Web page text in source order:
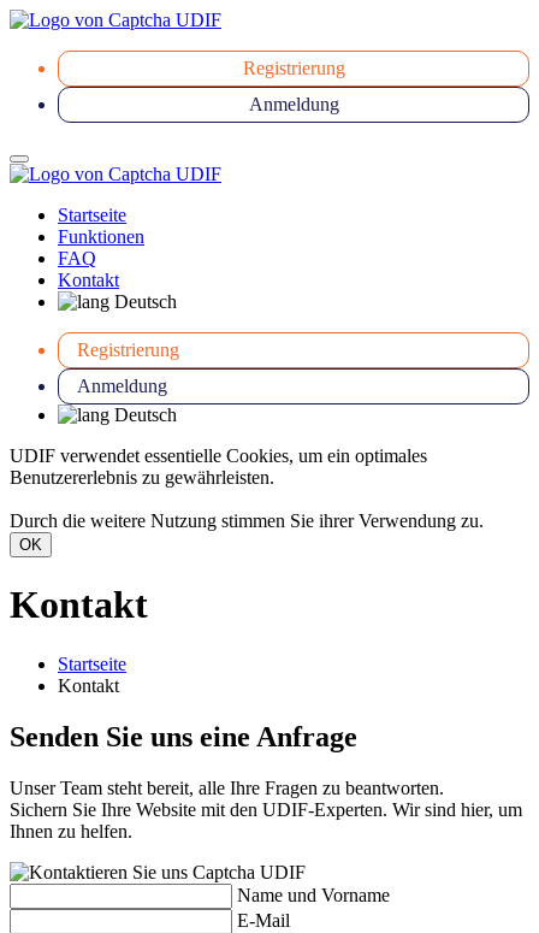
Registrierung
Anmeldung
Startseite
Funktionen
FAQ
Kontakt
Deutsch
Registrierung
Anmeldung
Deutsch
UDIF verwendet essentielle Cookies, um ein optimales
Benutzererlebnis zu gewährleisten.
Durch die weitere Nutzung stimmen Sie ihrer Verwendung zu.
OK
Kontakt
Startseite
Kontakt
Senden Sie uns eine Anfrage
Unser Team steht bereit, alle Ihre Fragen zu beantworten.
Sichern Sie Ihre Website mit den UDIF-Experten. Wir sind hier, um
Ihnen zu helfen.
Name und Vorname
E-Mail